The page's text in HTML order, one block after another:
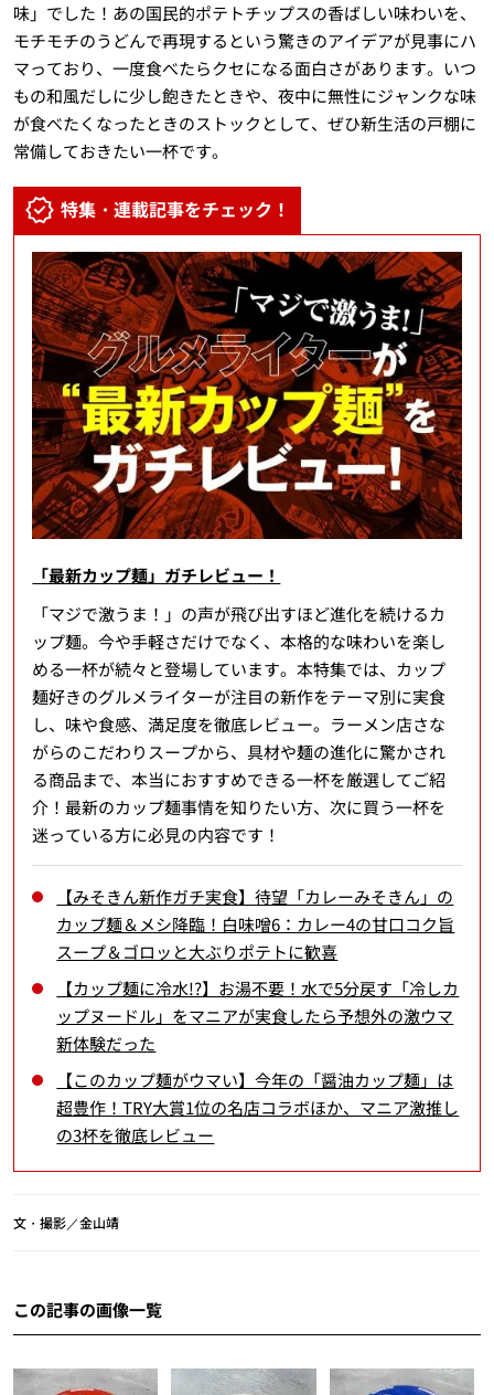
味」でした！あの国民的ポテトチップスの香ばしい味わいを、
モチモチのうどんで再現するという驚きのアイデアが見事にハ
マっており、一度食べたらクセになる面白さがあります。いつ
もの和風だしに少し飽きたときや、夜中に無性にジャンクな味
が食べたくなったときのストックとして、ぜひ新生活の戸棚に
常備しておきたい一杯です。
特集・連載記事をチェック！
「最新カップ麺」ガチレビュー！
「マジで激うま！」の声が飛び出すほど進化を続けるカ
ップ麺。今や手軽さだけでなく、本格的な味わいを楽し
める一杯が続々と登場しています。本特集では、カップ
麺好きのグルメライターが注目の新作をテーマ別に実食
し、味や食感、満足度を徹底レビュー。ラーメン店さな
がらのこだわりスープから、具材や麺の進化に驚かされ
る商品まで、本当におすすめできる一杯を厳選してご紹
介！最新のカップ麺事情を知りたい方、次に買う一杯を
迷っている方に必見の内容です！
【みそきん新作ガチ実食】待望「カレーみそきん」の
カップ麺＆メシ降臨！白味噌6：カレー4の甘口コク旨
スープ＆ゴロッと大ぶりポテトに歓喜
【カップ麺に冷水!?】お湯不要！水で5分戻す「冷しカ
ップヌードル」をマニアが実食したら予想外の激ウマ
新体験だった
【このカップ麺がウマい】今年の「醤油カップ麺」は
超豊作！TRY大賞1位の名店コラボほか、マニア激推し
の3杯を徹底レビュー
文・撮影／金山靖
この記事の画像一覧